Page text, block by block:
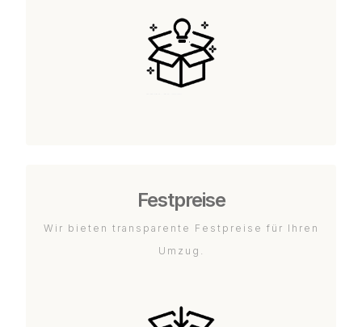
Festpreise
Wir bieten transparente Festpreise für Ihren
Umzug.